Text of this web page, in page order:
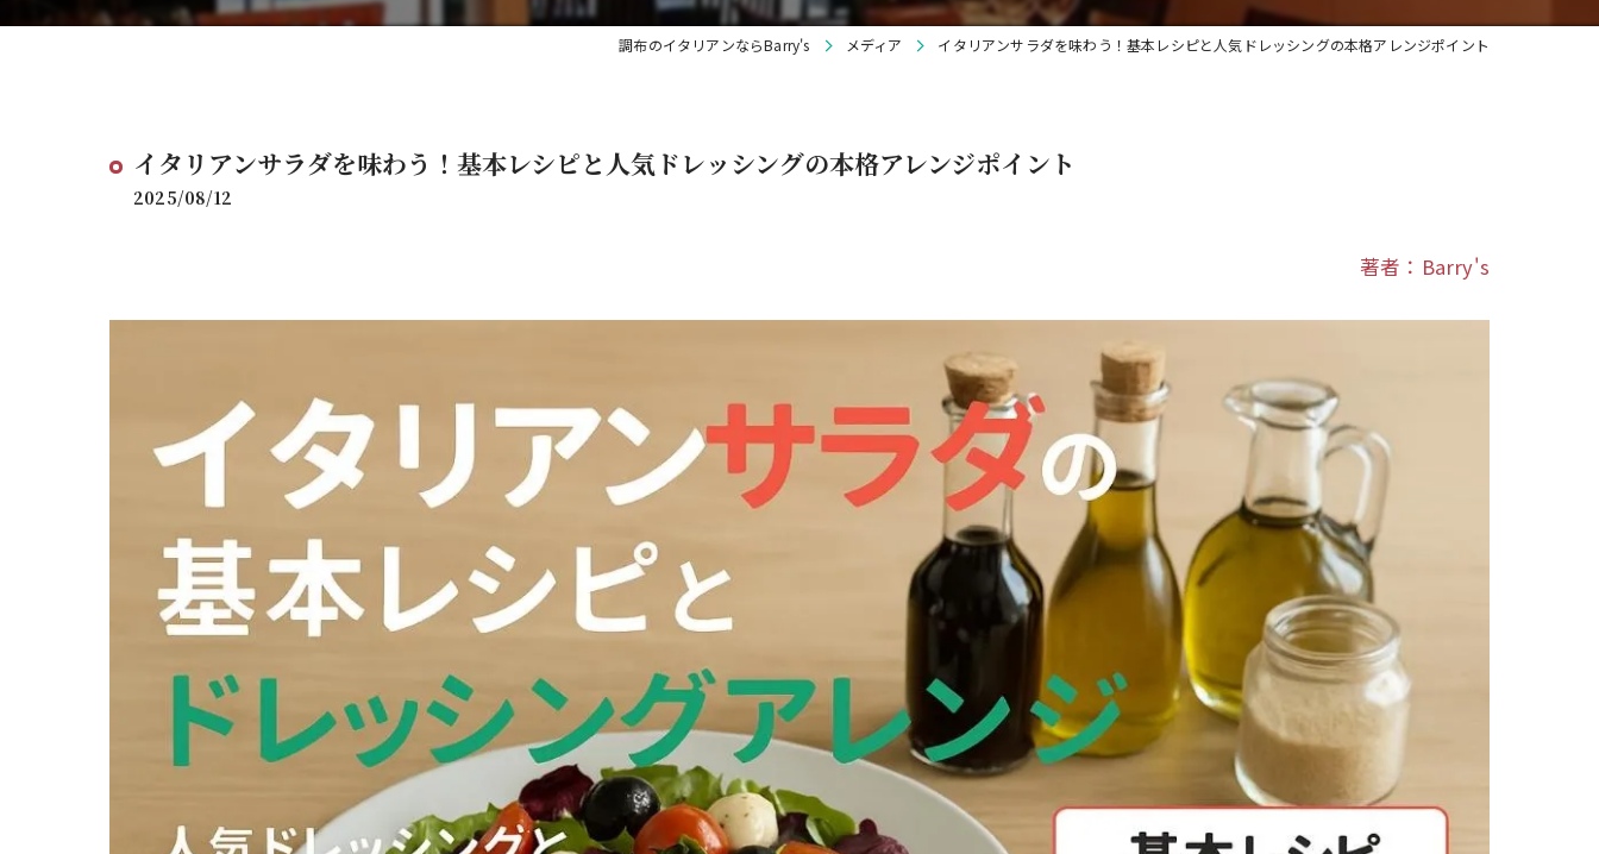
調布のイタリアンならBarry's メディア イタリアンサラダを味わう！基本レシピと人気ドレッシングの本格アレンジポイント
イタリアンサラダを味わう！基本レシピと人気ドレッシングの本格アレンジポイント
2025/08/12
著者：Barry's